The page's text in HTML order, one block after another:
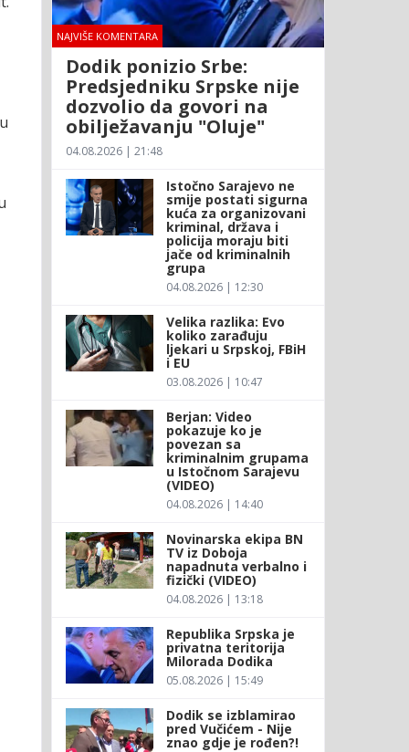
NAJVIŠE KOMENTARA
Dodik ponizio Srbe:
Predsjedniku Srpske nije
dozvolio da govori na
obilježavanju "Oluje"
04.08.2026 | 21:48
Istočno Sarajevo ne
smije postati sigurna
kuća za organizovani
kriminal, država i
policija moraju biti
jače od kriminalnih
grupa
04.08.2026 | 12:30
Velika razlika: Evo
koliko zarađuju
ljekari u Srpskoj, FBiH
i EU
03.08.2026 | 10:47
Berjan: Video
pokazuje ko je
povezan sa
kriminalnim grupama
u Istočnom Sarajevu
(VIDEO)
04.08.2026 | 14:40
Novinarska ekipa BN
TV iz Doboja
napadnuta verbalno i
fizički (VIDEO)
04.08.2026 | 13:18
Republika Srpska je
privatna teritorija
Milorada Dodika
05.08.2026 | 15:49
Dodik se izblamirao
pred Vučićem - Nije
znao gdje je rođen?!